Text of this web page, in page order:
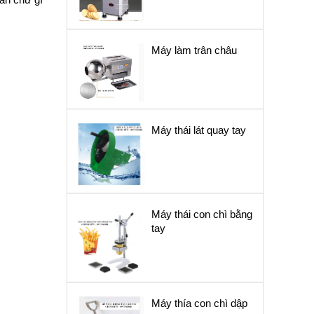
Máy làm trân châu
Máy thái lát quay tay
Máy thái con chì bằng
tay
Máy thía con chì dập